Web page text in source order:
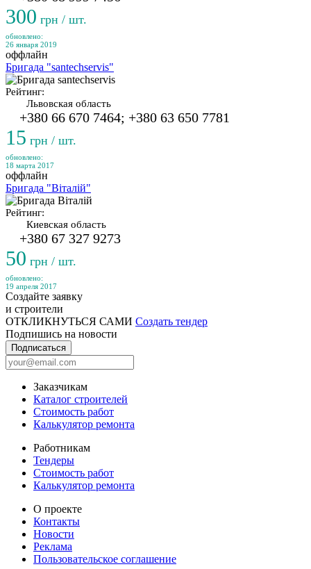
300 грн / шт.
обновлено:
26 января 2019
оффлайн
Бригада "santechservis"
Рейтинг:
Львовская область
+380 66 670 7464; +380 63 650 7781
15 грн / шт.
обновлено:
18 марта 2017
оффлайн
Бригада "Віталій"
Рейтинг:
Киевская область
+380 67 327 9273
50 грн / шт.
обновлено:
19 апреля 2017
Создайте заявку
и строители
ОТКЛИКНУТЬСЯ САМИ Создать тендер
Подпишись на новости
Подписаться
Заказчикам
Каталог строителей
Стоимость работ
Калькулятор ремонта
Работникам
Тендеры
Стоимость работ
Калькулятор ремонта
О проекте
Контакты
Новости
Реклама
Пользовательское соглашение